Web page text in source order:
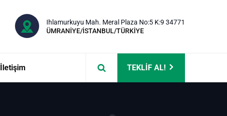
Ihlamurkuyu Mah. Meral Plaza No:5 K:9 34771
ÜMRANİYE/İSTANBUL/TÜRKİYE
İletişim TEKLİF AL!